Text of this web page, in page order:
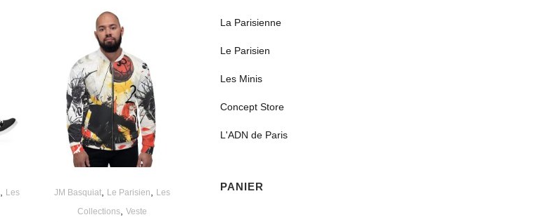
, Les
JM Basquiat, Le Parisien, Les
Collections,Veste
La Parisienne
Le Parisien
Les Minis
Concept Store
L'ADN de Paris
PANIER